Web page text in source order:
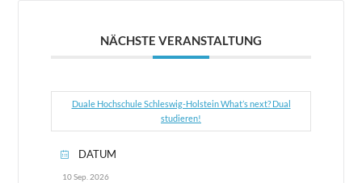
NÄCHSTE VERANSTALTUNG
Duale Hochschule Schleswig-Holstein What’s next? Dual
studieren!
DATUM
10 Sep. 2026